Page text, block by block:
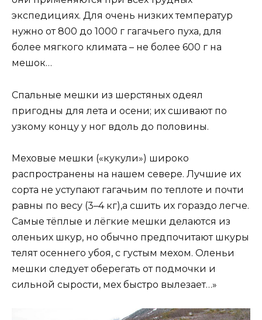
экспедициях. Для очень низких температур
нужно от 800 до 1000 г гагачьего пуха, для
более мягкого климата – не более 600 г на
мешок…
Спальные мешки из шерстяных одеял
пригодны для лета и осени; их сшивают по
узкому концу у ног вдоль до половины.
Меховые мешки («кукули») широко
распространены на нашем севере. Лучшие их
сорта не уступают гагачьим по теплоте и почти
равны по весу (3–4 кг),а сшить их гораздо легче.
Самые тёплые и лёгкие мешки делаются из
оленьих шкур, но обычно предпочитают шкуры
телят осеннего убоя, с густым мехом. Оленьи
мешки следует оберегать от подмочки и
сильной сырости, мех быстро вылезает…»